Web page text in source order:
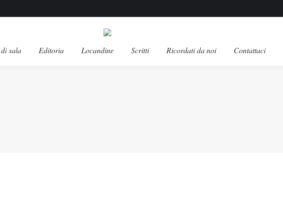
sala Editoria Locandine Scritti Ricordati da noi Contattaci